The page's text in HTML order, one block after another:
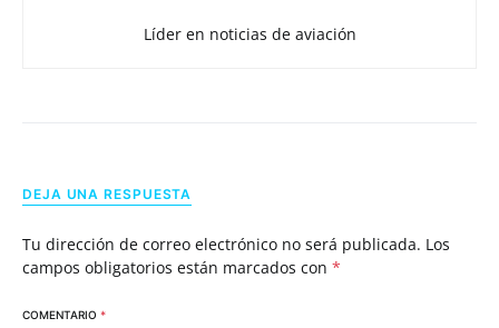
Líder en noticias de aviación
DEJA UNA RESPUESTA
Tu dirección de correo electrónico no será publicada. Los
campos obligatorios están marcados con *
COMENTARIO *